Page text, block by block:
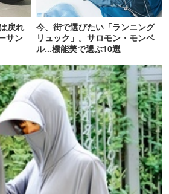
戻れ
サン
今、街で選びたい「ランニング
リュック」。サロモン・モンベ
ル…機能美で選ぶ10選